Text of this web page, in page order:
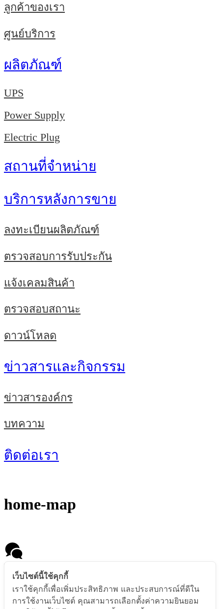
ลูกค้าของเรา
ศูนย์บริการ
ผลิตภัณฑ์
UPS
Power Supply
Electric Plug
สถานที่จำหน่าย
บริการหลังการขาย
ลงทะเบียนผลิตภัณฑ์
ตรวจสอบการรับประกัน
แจ้งเคลมสินค้า
ตรวจสอบสถานะ
ดาวน์โหลด
ข่าวสารและกิจกรรม
ข่าวสารองค์กร
บทความ
ติดต่อเรา
home-map
Message us
เว็บไซต์นี้ใช้คุกกี้
เราใช้คุกกี้เพื่อเพิ่มประสิทธิภาพ และประสบการณ์ที่ดีใน
การใช้งานเว็บไซต์ คุณสามารถเลือกตั้งค่าความยินยอม